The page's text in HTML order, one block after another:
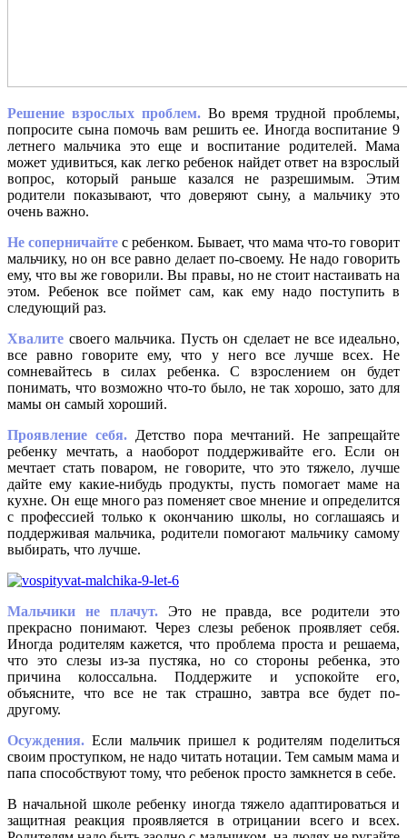
Решение взрослых проблем.Во время трудной проблемы,
попросите сына помочь вам решить ее. Иногда воспитание 9
летнего мальчика это еще и воспитание родителей. Мама
может удивиться, как легко ребенок найдет ответ на взрослый
вопрос, который раньше казался не разрешимым. Этим
родители показывают, что доверяют сыну, а мальчику это
очень важно.
Не соперничайте с ребенком. Бывает, что мама что-то говорит
мальчику, но он все равно делает по-своему. Не надо говорить
ему, что вы же говорили. Вы правы, но не стоит настаивать на
этом. Ребенок все поймет сам, как ему надо поступить в
следующий раз.
Хвалите своего мальчика. Пусть он сделает не все идеально,
все равно говорите ему, что у него все лучше всех. Не
сомневайтесь в силах ребенка. С взрослением он будет
понимать, что возможно что-то было, не так хорошо, зато для
мамы он самый хороший.
Проявление себя. Детство пора мечтаний. Не запрещайте
ребенку мечтать, а наоборот поддерживайте его. Если он
мечтает стать поваром, не говорите, что это тяжело, лучше
дайте ему какие-нибудь продукты, пусть помогает маме на
кухне. Он еще много раз поменяет свое мнение и определится
с профессией только к окончанию школы, но соглашаясь и
поддерживая мальчика, родители помогают мальчику самому
выбирать, что лучше.
Мальчики не плачут.Это не правда, все родители это
прекрасно понимают. Через слезы ребенок проявляет себя.
Иногда родителям кажется, что проблема проста и решаема,
что это слезы из-за пустяка, но со стороны ребенка, это
причина колоссальна. Поддержите и успокойте его,
объясните, что все не так страшно, завтра все будет по-
другому.
Осуждения. Если мальчик пришел к родителям поделиться
своим проступком, не надо читать нотации. Тем самым мама и
папа способствуют тому, что ребенок просто замкнется в себе.
В начальной школе ребенку иногда тяжело адаптироваться и
защитная реакция проявляется в отрицании всего и всех.